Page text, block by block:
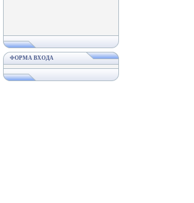
ФОРМА ВХОДА